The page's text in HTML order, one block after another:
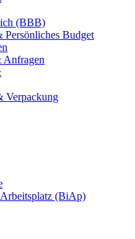
(BBB)
Budget
Anfragen
Verpackung
(BiAp)